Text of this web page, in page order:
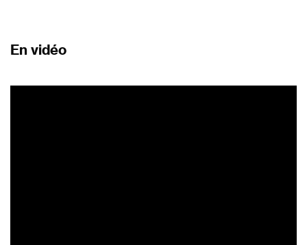
En vidéo